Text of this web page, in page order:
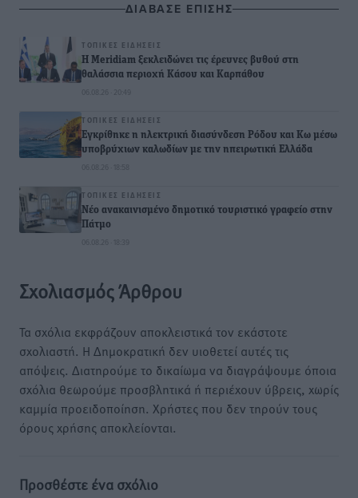
ΔΙΑΒΑΣΕ ΕΠΙΣΗΣ
ΤΟΠΙΚΈΣ ΕΙΔΉΣΕΙΣ
Η Meridiam ξεκλειδώνει τις έρευνες βυθού στη
θαλάσσια περιοχή Κάσου και Καρπάθου
06.08.26 · 20:49
ΤΟΠΙΚΈΣ ΕΙΔΉΣΕΙΣ
Εγκρίθηκε η ηλεκτρική διασύνδεση Ρόδου και Κω μέσω
υποβρύχιων καλωδίων με την ηπειρωτική Ελλάδα
06.08.26 · 18:58
ΤΟΠΙΚΈΣ ΕΙΔΉΣΕΙΣ
Νέο ανακαινισμένο δημοτικό τουριστικό γραφείο στην
Πάτμο
06.08.26 · 18:39
Σχολιασμός Άρθρου
Τα σχόλια εκφράζουν αποκλειστικά τον εκάστοτε
σχολιαστή. Η Δημοκρατική δεν υιοθετεί αυτές τις
απόψεις. Διατηρούμε το δικαίωμα να διαγράψουμε όποια
σχόλια θεωρούμε προσβλητικά ή περιέχουν ύβρεις, χωρίς
καμμία προειδοποίηση. Χρήστες που δεν τηρούν τους
όρους χρήσης αποκλείονται.
Προσθέστε ένα σχόλιο